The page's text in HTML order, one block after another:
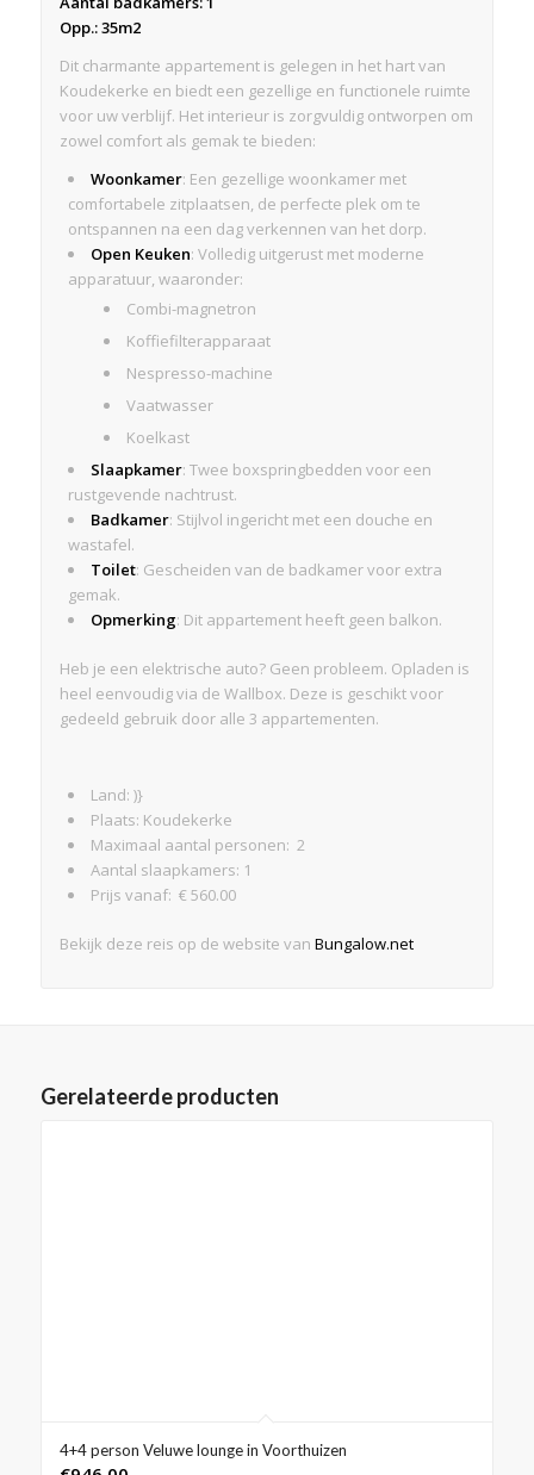
Opp.: 35m2
Dit charmante appartement is gelegen in het hart van
Koudekerke en biedt een gezellige en functionele ruimte
voor uw verblijf. Het interieur is zorgvuldig ontworpen om
zowel comfort als gemak te bieden:
Woonkamer: Een gezellige woonkamer met
comfortabele zitplaatsen, de perfecte plek om te
ontspannen na een dag verkennen van het dorp.
Open Keuken: Volledig uitgerust met moderne
apparatuur, waaronder:
Combi-magnetron
Koffiefilterapparaat
Nespresso-machine
Vaatwasser
Koelkast
Slaapkamer: Twee boxspringbedden voor een
rustgevende nachtrust.
Badkamer: Stijlvol ingericht met een douche en
wastafel.
Toilet: Gescheiden van de badkamer voor extra
gemak.
Opmerking: Dit appartement heeft geen balkon.
Heb je een elektrische auto? Geen probleem. Opladen is
heel eenvoudig via de Wallbox. Deze is geschikt voor
gedeeld gebruik door alle 3 appartementen.
Land: )}
Plaats: Koudekerke
Maximaal aantal personen: 2
Aantal slaapkamers: 1
Prijs vanaf: € 560.00
Bekijk deze reis op de website van Bungalow.net
Gerelateerde producten
4+4 person Veluwe lounge in Voorthuizen